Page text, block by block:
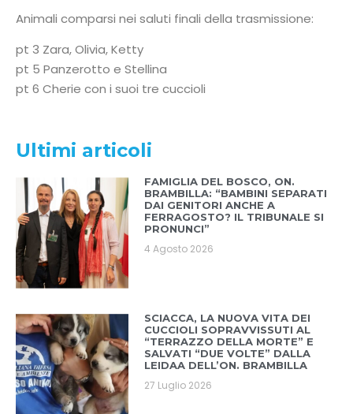
Animali comparsi nei saluti finali della trasmissione:
pt 3 Zara, Olivia, Ketty
pt 5 Panzerotto e Stellina
pt 6 Cherie con i suoi tre cuccioli
Ultimi articoli
FAMIGLIA DEL BOSCO, ON.
BRAMBILLA: “BAMBINI SEPARATI
DAI GENITORI ANCHE A
FERRAGOSTO? IL TRIBUNALE SI
PRONUNCI”
4 Agosto 2026
SCIACCA, LA NUOVA VITA DEI
CUCCIOLI SOPRAVVISSUTI AL
“TERRAZZO DELLA MORTE” E
SALVATI “DUE VOLTE” DALLA
LEIDAA DELL’ON. BRAMBILLA
27 Luglio 2026